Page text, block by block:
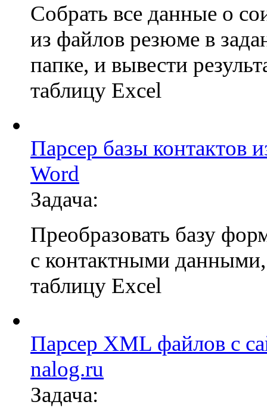
Собрать все данные о
из файлов резюме в
папке, и вывести
таблицу Excel
Парсер базы контактов
Word
Задача:
Преобразовать базу
с контактными
таблицу Excel
Парсер XML файлов с
nalog.ru
Задача: